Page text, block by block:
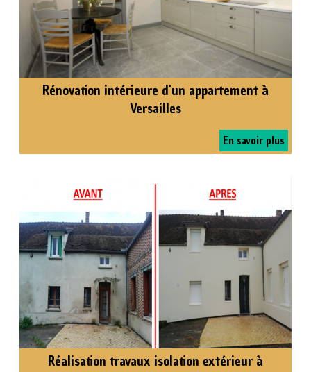
Rénovation intérieure d'un appartement à
Versailles
En savoir plus
Réalisation travaux isolation extérieur à